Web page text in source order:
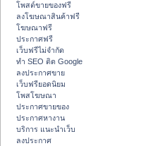
โพสต์ขายของฟรี
ลงโฆษณาสินค้าฟรี
โฆษณาฟรี
ประกาศฟรี
เว็บฟรีไม่จำกัด
ทำ SEO ติด Google
ลงประกาศขาย
เว็บฟรียอดนิยม
โพสโฆษณา
ประกาศขายของ
ประกาศหางาน
บริการ แนะนำเว็บ
ลงประกาศ